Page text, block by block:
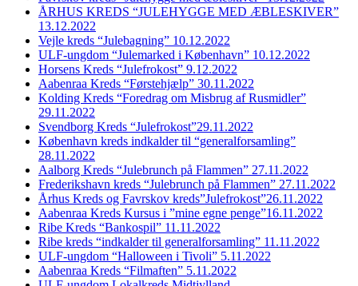
ÅRHUS KREDS “JULEHYGGE MED ÆBLESKIVER”
13.12.2022
Vejle kreds “Julebagning” 10.12.2022
ULF-ungdom “Julemarked i København” 10.12.2022
Horsens Kreds “Julefrokost” 9.12.2022
Aabenraa Kreds “Førstehjælp” 30.11.2022
Kolding Kreds “Foredrag om Misbrug af Rusmidler”
29.11.2022
Svendborg Kreds “Julefrokost”29.11.2022
København kreds indkalder til “generalforsamling”
28.11.2022
Aalborg Kreds “Julebrunch på Flammen” 27.11.2022
Frederikshavn kreds “Julebrunch på Flammen” 27.11.2022
Århus Kreds og Favrskov kreds”Julefrokost”26.11.2022
Aabenraa Kreds Kursus i ”mine egne penge”16.11.2022
Ribe Kreds “Bankospil” 11.11.2022
Ribe kreds “indkalder til generalforsamling” 11.11.2022
ULF-ungdom “Halloween i Tivoli” 5.11.2022
Aabenraa Kreds “Filmaften” 5.11.2022